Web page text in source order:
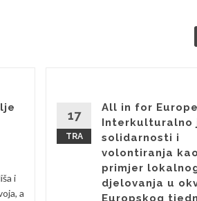
i
a
17
TRA
All in for
Interkulturalno
solidarnosti i
volontiranja kao
primjer
djelovanja u
Europskog